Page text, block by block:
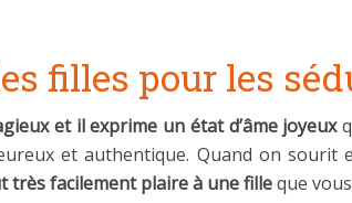
filles pour les
et il exprime un état d’âme joyeux
et authentique. Quand on sourit
très facilement plaire à une filleque